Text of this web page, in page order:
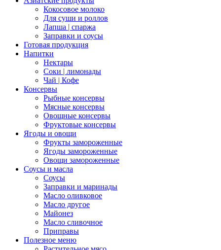
Кокосовое молоко
Для суши и роллов
Лапша | спаржа
Заправки и соусы
Готовая продукция
Напитки
Нектары
Соки | лимонады
Чай | Кофе
Консервы
Рыбные консервы
Мясные консервы
Овощные консервы
Фруктовые консервы
Ягоды и овощи
Фрукты замороженные
Ягоды замороженные
Овощи замороженные
Соусы и масла
Соусы
Заправки и маринады
Масло оливковое
Масло другое
Майонез
Масло сливочное
Приправы
Полезное меню